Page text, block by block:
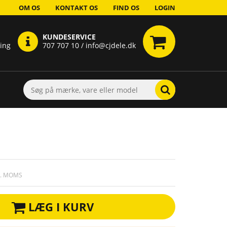
OM OS KONTAKT OS FIND OS LOGIN
KUNDESERVICE
707 707 10 / info@cjdele.dk
MOMS
LÆG I KURV